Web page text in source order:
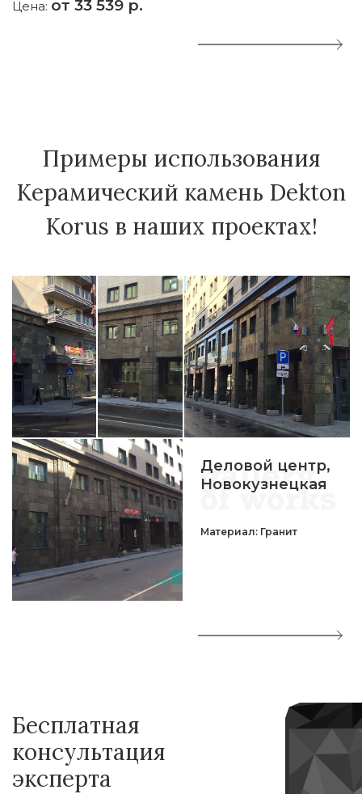
Цена: от 33 539 р.
Примеры использования
Керамический камень Dekton
Korus в наших проектах!
Деловой центр,
Новокузнецкая
Материал: Гранит
Бесплатная
консультация
эксперта